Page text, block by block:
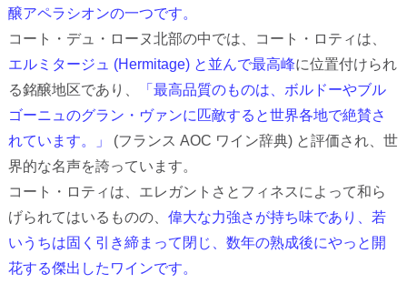
醸アペラシオンの一つです。
コート・デュ・ローヌ北部の中では、コート・ロティは、
エルミタージュ (Hermitage) と並んで最高峰に位置付けられ
る銘醸地区であり、
「最高品質のものは、ボルドーやブル
ゴーニュのグラン・ヴァンに匹敵すると世界各地で絶賛さ
れています。」
(フランス AOC ワイン辞典) と評価され、世
界的な名声を誇っています。
コート・ロティは、エレガントさとフィネスによって和ら
げられてはいるものの、 偉大な力強さが持ち味であり、若
いうちは固く引き締まって閉じ、数年の熟成後にやっと開
花する傑出したワインです。